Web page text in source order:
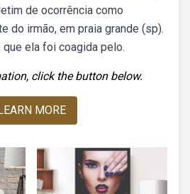
de ocorrência como
do irmão, em praia grande (sp).
ela foi coagida pelo.
click the button below.
MORE